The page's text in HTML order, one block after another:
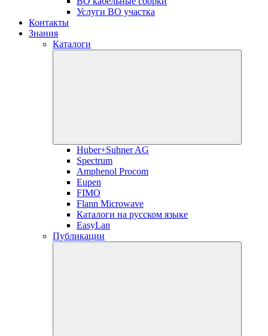
Услуги ВО участка
Контакты
Знания
Каталоги
Huber+Suhner AG
Spectrum
Amphenol Procom
Eupen
FIMO
Flann Microwave
Каталоги на русском языке
EasyLan
Публикации